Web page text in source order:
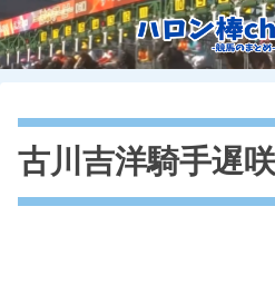
古川吉洋騎手遅